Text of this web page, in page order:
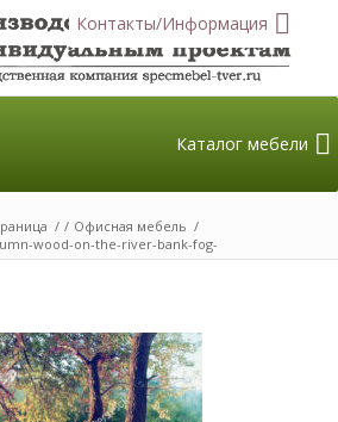
Контакты/Информация
Каталог мебели
/ / Офисная мебель /
wood-on-the-river-bank-fog-